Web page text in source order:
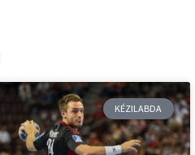
KÉZILABDA